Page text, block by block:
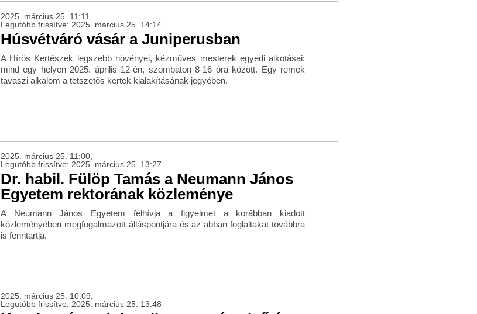
2025. március 25. 11:11,
Legutóbb frissítve: 2025. március 25. 14:14
Húsvétváró vásár a Juniperusban
A Hírös Kertészek legszebb növényei, kézműves mesterek egyedi alkotásai:
mind egy helyen 2025. április 12-én, szombaton 8-16 óra között. Egy remek
tavaszi alkalom a tetszetős kertek kialakításának jegyében.
2025. március 25. 11:00,
Legutóbb frissítve: 2025. március 25. 13:27
Dr. habil. Fülöp Tamás a Neumann János
Egyetem rektorának közleménye
A Neumann János Egyetem felhívja a figyelmet a korábban kiadott
közleményében megfogalmazott álláspontjára és az abban foglaltakat továbbra
is fenntartja.
2025. március 25. 10:09,
Legutóbb frissítve: 2025. március 25. 13:48